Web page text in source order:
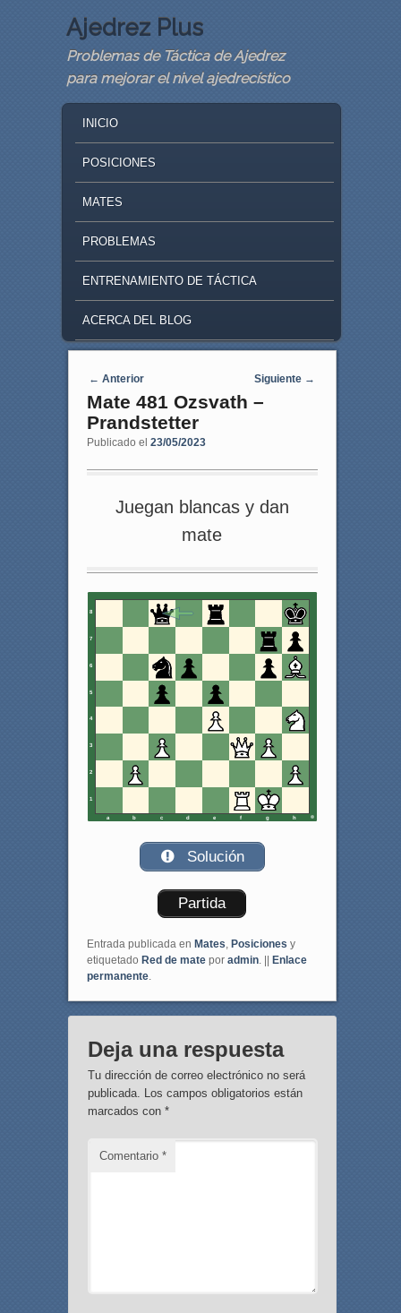
Ajedrez Plus
Problemas de Táctica de Ajedrez
para mejorar el nivel ajedrecístico
SKIP TO PRIMARY CONTENT
SKIP TO SECONDARY CONTENT
INICIO
POSICIONES
MATES
PROBLEMAS
ENTRENAMIENTO DE TÁCTICA
ACERCA DEL BLOG
Navegaci�n de entradas
← Anterior Siguiente →
Mate 481 Ozsvath –
Prandstetter
Publicado el 23/05/2023
Juegan blancas y dan
mate
8
7
6
5
4
3
2
1
a b c d e f g h
Solución
Partida
Entrada publicada en Mates, Posiciones y
etiquetado Red de matepor admin. ||
Enlace
permanente.
Deja una respuesta
Tu dirección de correo electrónico no será
publicada. Los campos obligatorios están
marcados con *
Comentario *